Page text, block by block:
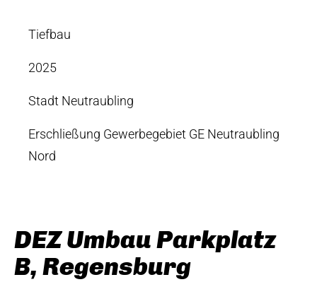
Tiefbau
2025
Stadt Neutraubling
Erschließung Gewerbegebiet GE Neutraubling
Nord
DEZ Umbau Parkplatz
B, Regensburg